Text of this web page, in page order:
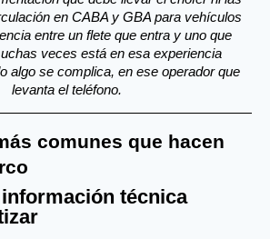
en CABA y GBA para vehículos
entre un flete que entra y uno que
veces está en esa experiencia
algo se complica, en ese operador que
levanta el teléfono.
comunes que hacen
técnica